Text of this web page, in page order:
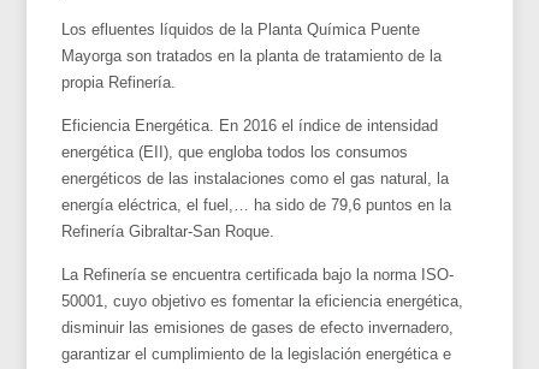
Los efluentes líquidos de la Planta Química Puente
Mayorga son tratados en la planta de tratamiento de la
propia Refinería.
Eficiencia Energética. En 2016 el índice de intensidad
energética (EII), que engloba todos los consumos
energéticos de las instalaciones como el gas natural, la
energía eléctrica, el fuel,… ha sido de 79,6 puntos en la
Refinería Gibraltar-San Roque.
La Refinería se encuentra certificada bajo la norma ISO-
50001, cuyo objetivo es fomentar la eficiencia energética,
disminuir las emisiones de gases de efecto invernadero,
garantizar el cumplimiento de la legislación energética e